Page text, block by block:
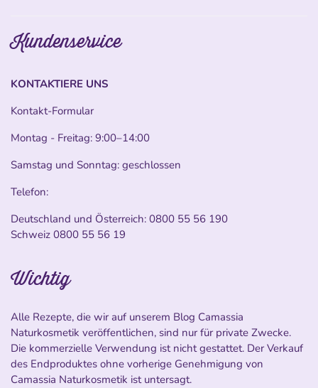
Kundenservice
KONTAKTIERE UNS
Kontakt-Formular
Montag - Freitag: 9:00–14:00
Samstag und Sonntag: geschlossen
Telefon:
Deutschland und Österreich: 0800 55 56 190
Schweiz 0800 55 56 19
Wichtig
Alle Rezepte, die wir auf unserem Blog Camassia
Naturkosmetik veröffentlichen, sind nur für private Zwecke.
Die kommerzielle Verwendung ist nicht gestattet. Der Verkauf
des Endproduktes ohne vorherige Genehmigung von
Camassia Naturkosmetik ist untersagt.